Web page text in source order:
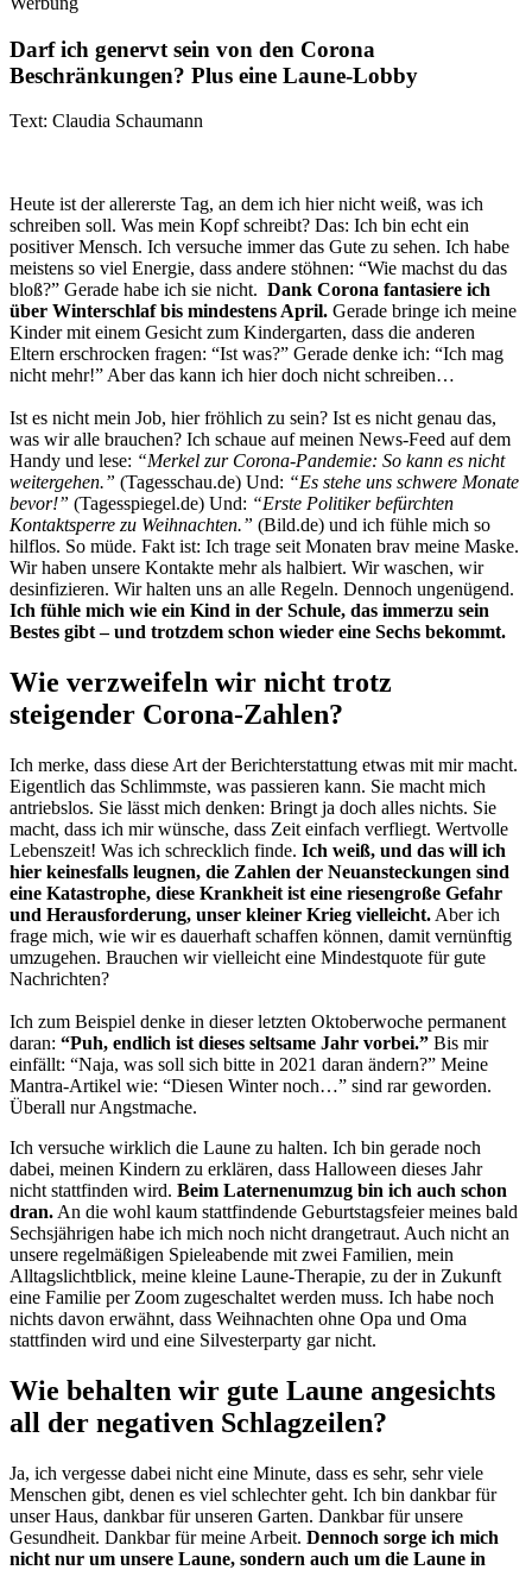
Darf ich genervt sein von den Corona
Beschränkungen? Plus eine Laune-Lobby
Text: Claudia Schaumann
Heute ist der allererste Tag, an dem ich hier nicht weiß, was ich
schreiben soll. Was mein Kopf schreibt? Das: Ich bin echt ein
positiver Mensch. Ich versuche immer das Gute zu sehen. Ich habe
meistens so viel Energie, dass andere stöhnen: “Wie machst du das
bloß?” Gerade habe ich sie nicht. Dank Corona fantasiere ich
über Winterschlaf bis mindestens April. Gerade bringe ich meine
Kinder mit einem Gesicht zum Kindergarten, dass die anderen
Eltern erschrocken fragen: “Ist was?” Gerade denke ich: “Ich mag
nicht mehr!” Aber das kann ich hier doch nicht schreiben…
Ist es nicht mein Job, hier fröhlich zu sein? Ist es nicht genau das,
was wir alle brauchen? Ich schaue auf meinen News-Feed auf dem
Handy und lese: “Merkel zur Corona-Pandemie: So kann es nicht
weitergehen.” (Tagesschau.de) Und: “Es stehe uns schwere Monate
bevor!” (Tagesspiegel.de) Und: “Erste Politiker befürchten
Kontaktsperre zu Weihnachten.” (Bild.de) und ich fühle mich so
hilflos. So müde. Fakt ist: Ich trage seit Monaten brav meine Maske.
Wir haben unsere Kontakte mehr als halbiert. Wir waschen, wir
desinfizieren. Wir halten uns an alle Regeln. Dennoch ungenügend.
Ich fühle mich wie ein Kind in der Schule, das immerzu sein
Bestes gibt – und trotzdem schon wieder eine Sechs bekommt.
Wie verzweifeln wir nicht trotz
steigender Corona-Zahlen?
Ich merke, dass diese Art der Berichterstattung etwas mit mir macht.
Eigentlich das Schlimmste, was passieren kann. Sie macht mich
antriebslos. Sie lässt mich denken: Bringt ja doch alles nichts. Sie
macht, dass ich mir wünsche, dass Zeit einfach verfliegt. Wertvolle
Lebenszeit! Was ich schrecklich finde. Ich weiß, und das will ich
hier keinesfalls leugnen, die Zahlen der Neuansteckungen sind
eine Katastrophe, diese Krankheit ist eine riesengroße Gefahr
und Herausforderung, unser kleiner Krieg vielleicht. Aber ich
frage mich, wie wir es dauerhaft schaffen können, damit vernünftig
umzugehen. Brauchen wir vielleicht eine Mindestquote für gute
Nachrichten?
Ich zum Beispiel denke in dieser letzten Oktoberwoche permanent
daran: “Puh, endlich ist dieses seltsame Jahr vorbei.” Bis mir
einfällt: “Naja, was soll sich bitte in 2021 daran ändern?” Meine
Mantra-Artikel wie: “Diesen Winter noch…” sind rar geworden.
Überall nur Angstmache.
Ich versuche wirklich die Laune zu halten. Ich bin gerade noch
dabei, meinen Kindern zu erklären, dass Halloween dieses Jahr
nicht stattfinden wird. Beim Laternenumzug bin ich auch schon
dran. An die wohl kaum stattfindende Geburtstagsfeier meines bald
Sechsjährigen habe ich mich noch nicht drangetraut. Auch nicht an
unsere regelmäßigen Spieleabende mit zwei Familien, mein
Alltagslichtblick, meine kleine Laune-Therapie, zu der in Zukunft
eine Familie per Zoom zugeschaltet werden muss. Ich habe noch
nichts davon erwähnt, dass Weihnachten ohne Opa und Oma
stattfinden wird und eine Silvesterparty gar nicht.
Wie behalten wir gute Laune angesichts
all der negativen Schlagzeilen?
Ja, ich vergesse dabei nicht eine Minute, dass es sehr, sehr viele
Menschen gibt, denen es viel schlechter geht. Ich bin dankbar für
unser Haus, dankbar für unseren Garten. Dankbar für unsere
Gesundheit. Dankbar für meine Arbeit. Dennoch sorge ich mich
nicht nur um unsere Laune, sondern auch um die Laune in